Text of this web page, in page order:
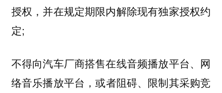
授权，并在规定期限内解除现有独家授权约
定;
不得向汽车厂商搭售在线音频播放平台、网
络音乐播放平台 ，或者阻碍、限制其采购竞